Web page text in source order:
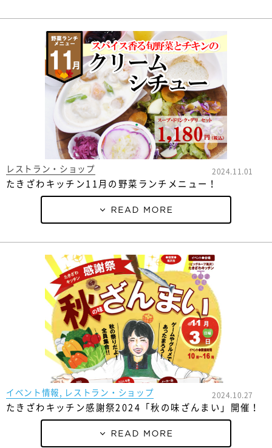
レストラン・ショップ 2024.11.01
たきざわキッチン11月の野菜ランチメニュー！
イベント情報, レストラン・ショップ 2024.10.27
たきざわキッチン感謝祭2024「秋の味ざんまい」開催！